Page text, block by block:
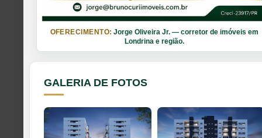
OFERECIMENTO: Jorge Oliveira Jr. — corretor de imóveis em
Londrina e região.
GALERIA DE FOTOS